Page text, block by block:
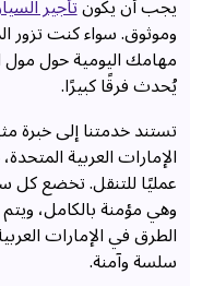
يجب أن يكونتأجير
وموثوق. سواء كنت تزور
مهامك اليومية حول مول
يُحدث فرقًا كبيرًا.
تستند خدمتنا إلى خبرة
الإمارات العربية
عمليًا للتنقل. تخضع كل
وهي مؤمنة بالكامل،
الطرق في الإمارات
سلسة وآمنة.